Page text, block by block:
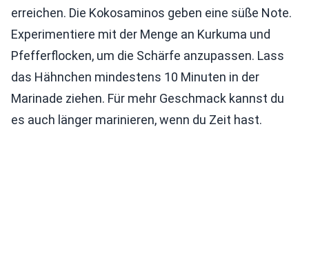
erreichen. Die Kokosaminos geben eine süße Note.
Experimentiere mit der Menge an Kurkuma und
Pfefferflocken, um die Schärfe anzupassen. Lass
das Hähnchen mindestens 10 Minuten in der
Marinade ziehen. Für mehr Geschmack kannst du
es auch länger marinieren, wenn du Zeit hast.